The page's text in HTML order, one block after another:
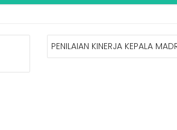
PENILAIAN KINERJA KEPALA